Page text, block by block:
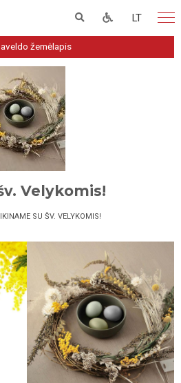
LT
žemėlapis
Velykomis!
SU ŠV. VELYKOMIS!